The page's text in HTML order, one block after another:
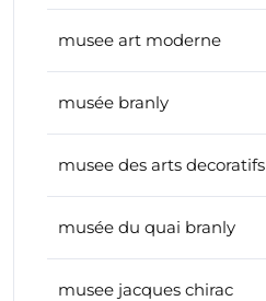
musee art moderne
musée branly
musee des arts decoratifs
musée du quai branly
musee jacques chirac